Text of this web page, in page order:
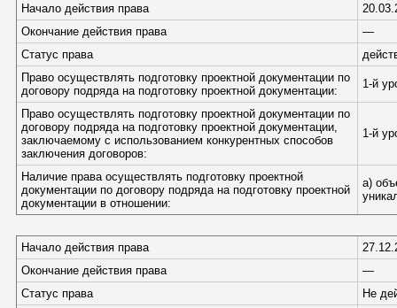
Начало действия права
Окончание действия права
—
Статус права
Право осуществлять подготовку проектной документации по
договору подряда на подготовку проектной документации:
1-й
Право осуществлять подготовку проектной документации по
договору подряда на подготовку проектной документации,
заключаемому с использованием конкурентных способов
заключения договоров:
1-й
Наличие права осуществлять подготовку проектной
документации по договору подряда на подготовку проектной
документации в отношении:
а)
Начало действия права
Окончание действия права
—
Статус права
Не